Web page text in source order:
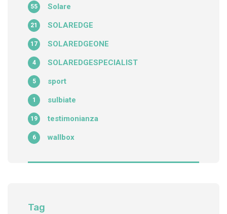
Solare
55
SOLAREDGE
21
SOLAREDGEONE
17
SOLAREDGESPECIALIST
4
sport
5
sulbiate
1
testimonianza
19
wallbox
6
Tag